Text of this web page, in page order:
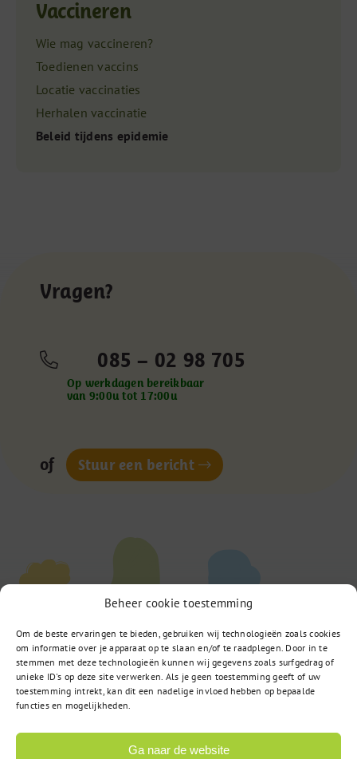
Beheer cookie toestemming
Om de beste ervaringen te bieden, gebruiken wij technologieën zoals cookies
om informatie over je apparaat op te slaan en/of te raadplegen. Door in te
stemmen met deze technologieën kunnen wij gegevens zoals surfgedrag of
unieke ID's op deze site verwerken. Als je geen toestemming geeft of uw
toestemming intrekt, kan dit een nadelige invloed hebben op bepaalde
functies en mogelijkheden.
Ga naar de website
Vaccineren
Wie mag vaccineren?
Toedienen vaccins
Locatie vaccinaties
Herhalen vaccinatie
Beleid tijdens epidemie
Vragen?
085 – 02 98 705
Op werkdagen bereikbaar
van 9:00u tot 17:00u
of Stuur een bericht